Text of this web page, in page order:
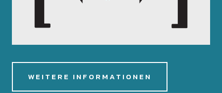
WEITERE INFORMATIONEN